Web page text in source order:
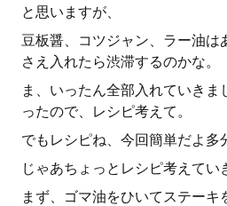
と思いますが、
豆板醤、コツジャン、ラー油は
さえ入れたら渋滞するのかな。
ま、いったん全部入れていきま
ったので、レシピ考えて。
でもレシピね、今回簡単だよ多
じゃあちょっとレシピ考えてい
まず、ゴマ油をひいてステーキ